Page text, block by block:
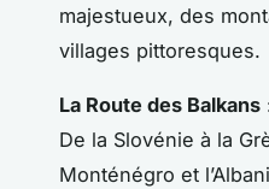
majestueux, des
villages pittoresques.
La Route des Balkans
De la Slovénie à la
Monténégro et